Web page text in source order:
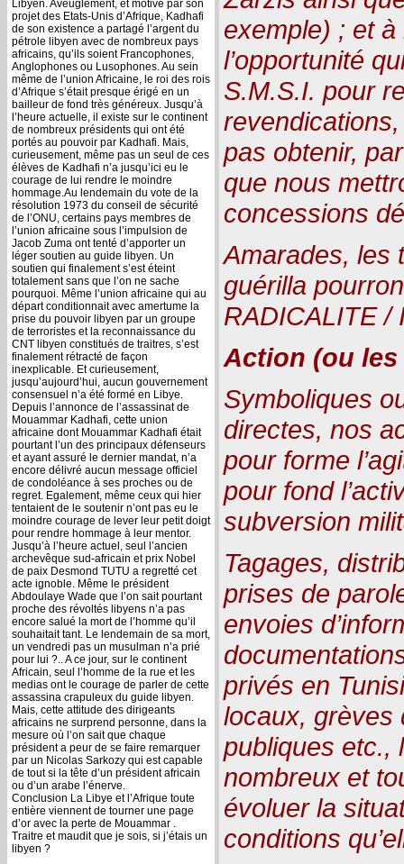
Libyen. Aveuglement, et motivé par son
projet des Etats-Unis d’Afrique, Kadhafi
de son existence a partagé l’argent du
pétrole libyen avec de nombreux pays
africains, qu’ils soient Francophones,
Anglophones ou Lusophones. Au sein
même de l’union Africaine, le roi des rois
d’Afrique s’était presque érigé en un
bailleur de fond très généreux. Jusqu’à
l’heure actuelle, il existe sur le continent
de nombreux présidents qui ont été
portés au pouvoir par Kadhafi. Mais,
curieusement, même pas un seul de ces
élèves de Kadhafi n’a jusqu’ici eu le
courage de lui rendre le moindre
hommage.Au lendemain du vote de la
résolution 1973 du conseil de sécurité
de l’ONU, certains pays membres de
l’union africaine sous l’impulsion de
Jacob Zuma ont tenté d’apporter un
léger soutien au guide libyen. Un
soutien qui finalement s’est éteint
totalement sans que l’on ne sache
pourquoi. Même l’union africaine qui au
départ conditionnait avec amertume la
prise du pouvoir libyen par un groupe
de terroristes et la reconnaissance du
CNT libyen constitués de traitres, s’est
finalement rétracté de façon
inexplicable. Et curieusement,
jusqu’aujourd’hui, aucun gouvernement
consensuel n’a été formé en Libye.
Depuis l’annonce de l’assassinat de
Mouammar Kadhafi, cette union
africaine dont Mouammar Kadhafi était
pourtant l’un des principaux défenseurs
et ayant assuré le dernier mandat, n’a
encore délivré aucun message officiel
de condoléance à ses proches ou de
regret. Egalement, même ceux qui hier
tentaient de le soutenir n’ont pas eu le
moindre courage de lever leur petit doigt
pour rendre hommage à leur mentor.
Jusqu’à l’heure actuel, seul l’ancien
archevêque sud-africain et prix Nobel
de paix Desmond TUTU a regretté cet
acte ignoble. Même le président
Abdoulaye Wade que l’on sait pourtant
proche des révoltés libyens n’a pas
encore salué la mort de l’homme qu’il
souhaitait tant. Le lendemain de sa mort,
un vendredi pas un musulman n’a prié
pour lui ?.. A ce jour, sur le continent
Africain, seul l’homme de la rue et les
medias ont le courage de parler de cette
assassina crapuleux du guide libyen.
Mais, cette attitude des dirigeants
africains ne surprend personne, dans la
mesure où l’on sait que chaque
président a peur de se faire remarquer
par un Nicolas Sarkozy qui est capable
de tout si la tête d’un président africain
ou d’un arabe l’énerve.
Conclusion La Libye et l’Afrique toute
entière viennent de tourner une page
d’or avec la perte de Mouammar .
Traitre et maudit que je sois, si j’étais un
libyen ?
exemple) ; et
l’opportunité
S.M.S.I. pour
pas obtenir,
que nous
concessions
Amarades, les
guérilla
RADICALITE /
Action (ou
Symboliques
directes, nos
pour forme
pour fond
subversion
Tagages,
prises de
envoies
privés en
locaux, grèves
publiques etc.,
nombreux et
évoluer la
conditions